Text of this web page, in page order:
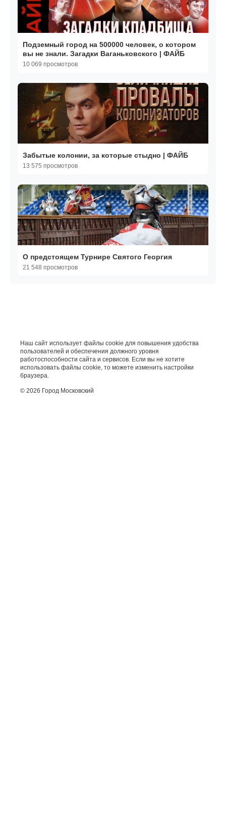
Подземный город на 500000 человек, о котором
вы не знали. Загадки Ваганьковского | ФАЙБ
10 069 просмотров
Забытые колонии, за которые стыдно | ФАЙБ
13 575 просмотров
О предстоящем Турнире Святого Георгия
21 548 просмотров
Наш сайт использует файлы cookie для повышения удобства
пользователей и обеспечения должного уровня
работоспособности сайта и сервисов. Если вы не хотите
использовать файлы cookie, то можете изменить настройки
браузера.
© 2026 Город Московский